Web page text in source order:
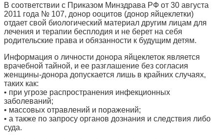
В соответствии с Приказом Минздрава РФ от 30 августа
2011 года № 107, донор ооцитов (донор яйцеклетки)
отдает свой биологический материал другим лицам для
лечения и терапии бесплодия и не берет на себя
родительские права и обязанности к будущим детям.
Информация о личности донора яйцеклеток является
врачебной тайной, и ее разглашение без согласия
женщины-донора допускается лишь в крайних случаях,
таких как:
• при угрозе распространения инфекционных
заболеваний;
• массовых отравлений и поражений;
• а также по запросу органов дознания и следствия либо
суда.